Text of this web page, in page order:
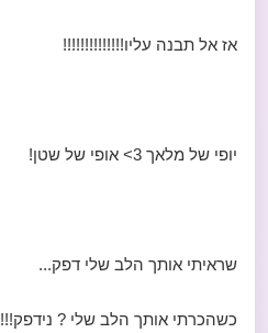
אז אל תבנה עליו!!!!!!!!!!!!!!
יופי של מלאך 3> אופי של שטן!
שראיתי אותך הלב שלי דפק...
כשהכרתי אותך הלב שלי ? נידפק!!!